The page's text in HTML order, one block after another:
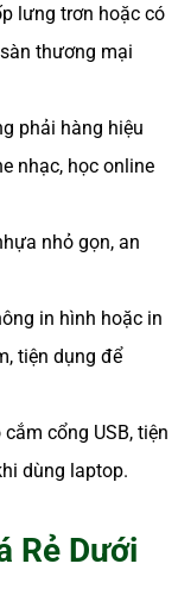
lưng trơn hoặc có
thương mại
phải hàng hiệu
nhạc, học online
nhỏ gọn, an
in hình hoặc in
tiện dụng để
cổng USB, tiện
dùng laptop.
Rẻ Dưới